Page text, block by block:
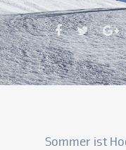
Sommer ist